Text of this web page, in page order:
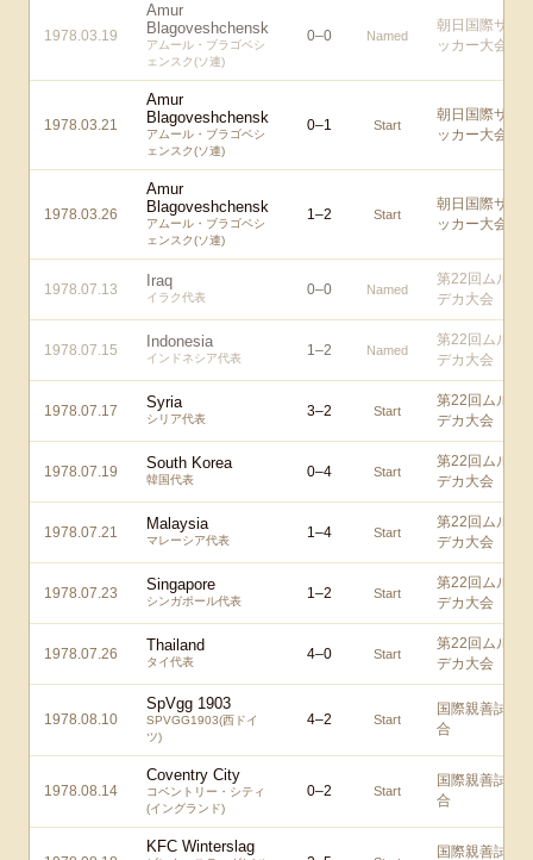
1978.03.19
Amur
Blagoveshchensk
アムール・ブラゴベシ
ェンスク(ソ連)
0–0 Named
朝日国際サ
ッカー大会
1978.03.21
Amur
Blagoveshchensk
アムール・ブラゴベシ
ェンスク(ソ連)
0–1 Start
朝日国際サ
ッカー大会
1978.03.26
Amur
Blagoveshchensk
アムール・ブラゴベシ
ェンスク(ソ連)
1–2 Start
朝日国際サ
ッカー大会
1978.07.13 Iraq
イラク代表 0–0 Named
第22回ムル
デカ大会
1978.07.15 Indonesia
インドネシア代表 1–2 Named
第22回ムル
デカ大会
1978.07.17 Syria
シリア代表 3–2 Start
第22回ムル
デカ大会
1978.07.19 South Korea
韓国代表 0–4 Start
第22回ムル
デカ大会
1978.07.21 Malaysia
マレーシア代表 1–4 Start
第22回ムル
デカ大会
1978.07.23 Singapore
シンガポール代表 1–2 Start
第22回ムル
デカ大会
1978.07.26 Thailand
タイ代表 4–0 Start
第22回ムル
デカ大会
1978.08.10
SpVgg 1903
SPVGG1903(西ドイ
ツ)
4–2 Start
国際親善試
合
1978.08.14
Coventry City
コベントリー・シティ
(イングランド)
0–2 Start
国際親善試
合
KFC Winterslag
国際親善試